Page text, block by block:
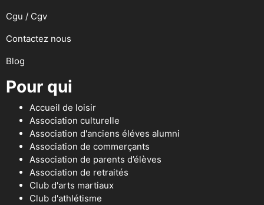
Cgu / Cgv
Contactez nous
Blog
Pour qui
Accueil de loisir
Association culturelle
Association d'anciens éléves alumni
Association de commerçants
Association de parents d’élèves
Association de retraités
Club d'arts martiaux
Club d'athlétisme